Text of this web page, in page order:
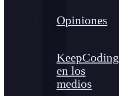
Opiniones
KeepCoding
en los
medios